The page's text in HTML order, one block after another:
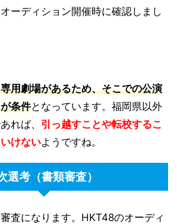
ーディション開催時に確認しまし
用劇場があるため、そこでの公演
条件となっています。福岡県以外
れば、 引っ越すことや転校するこ
けないようですね。
選考（書類審査）
査になります。HKT48のオーディ